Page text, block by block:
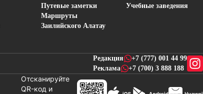
Путевые заметки
Маршруты
Заилийского Алатау
Учебные заведения
Редакция
+7 (777) 001 44 99
Реклама
+7 (700) 3 888 188
Отсканируйте
QR-код и